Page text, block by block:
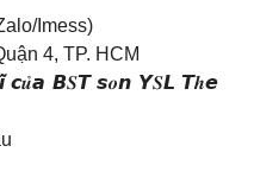
Imess)
4, TP. HCM
𝙘𝒖̉𝙖 𝘽𝑺𝙏 𝙨𝒐𝙣 𝙔𝑺𝙇 𝙏𝒉𝙚